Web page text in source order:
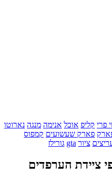
פרי קליפ אוכל אנימה מנגה נארוטו
פארק שעשועים קמפוס
ציור gta גורילז
ציידת הערפדים